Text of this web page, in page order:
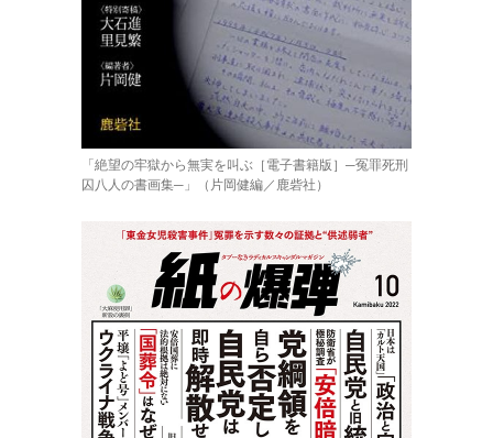
「絶望の牢獄から無実を叫ぶ［電子書籍版］─冤罪死刑
囚八人の書画集─」（片岡健編／鹿砦社）